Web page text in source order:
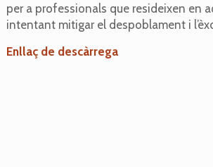
per a professionals que resideixen en
intentant mitigar el despoblament i
Enllaç de descàrrega